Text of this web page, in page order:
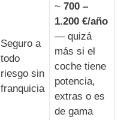
Seguro a
todo
riesgo sin
franquicia
~ 700 –
1.200 €/año
— quizá
más si el
coche tiene
potencia,
extras o es
de gama